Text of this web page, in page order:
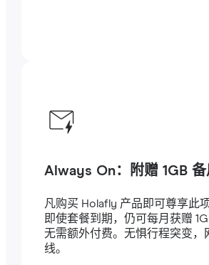
Always On：附赠 1GB
凡购买 Holafly 产品即可尊享此
即使套餐到期，仍可每月获赠
无需额外付费。无惧行程突变，
线。